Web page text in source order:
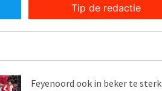
Tip de redactie
Feyenoord ook in beker te sterk